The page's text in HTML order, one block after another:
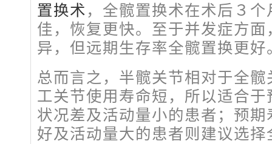
置换术，全髋置换术在术后３
佳，恢复更快。至于并发症方
异，但远期生存率全髋置换更好
总而言之，半髋关节相对于全
工关节使用寿命短，所以适合
状况差及活动量小的患者；预
好及活动量大的患者则建议选